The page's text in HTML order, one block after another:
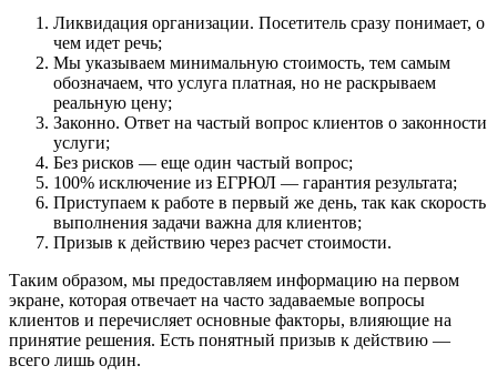
Ликвидация организации. Посетитель сразу понимает, о
чем идет речь;
Мы указываем минимальную стоимость, тем самым
обозначаем, что услуга платная, но не раскрываем
реальную цену;
Законно. Ответ на частый вопрос клиентов о законности
услуги;
Без рисков — еще один частый вопрос;
100% исключение из ЕГРЮЛ — гарантия результата;
Приступаем к работе в первый же день, так как скорость
выполнения задачи важна для клиентов;
Призыв к действию через расчет стоимости.
Таким образом, мы предоставляем информацию на первом
экране, которая отвечает на часто задаваемые вопросы
клиентов и перечисляет основные факторы, влияющие на
принятие решения. Есть понятный призыв к действию —
всего лишь один.